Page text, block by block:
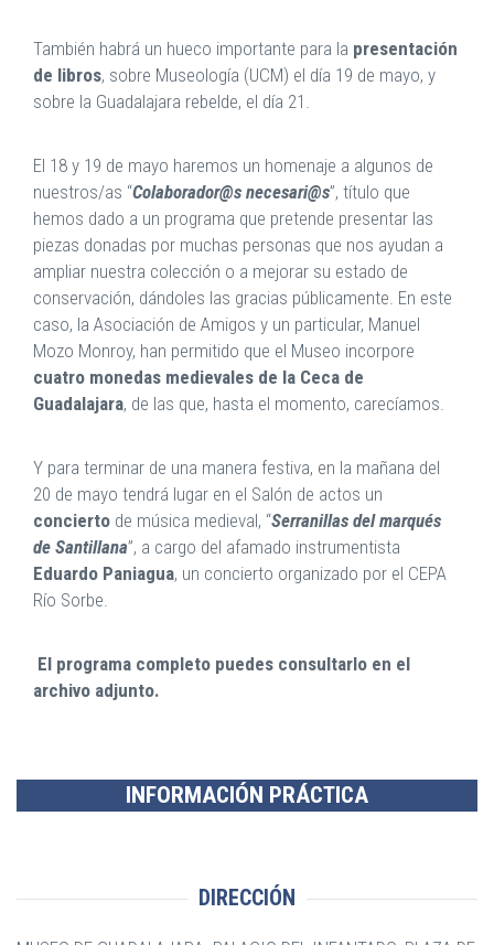
También habrá un hueco importante para la presentación
de libros, sobre Museología (UCM) el día 19 de mayo, y
sobre la Guadalajara rebelde, el día 21.
El 18 y 19 de mayo haremos un homenaje a algunos de
nuestros/as “Colaborador@s necesari@s”, título que
hemos dado a un programa que pretende presentar las
piezas donadas por muchas personas que nos ayudan a
ampliar nuestra colección o a mejorar su estado de
conservación, dándoles las gracias públicamente. En este
caso, la Asociación de Amigos y un particular, Manuel
Mozo Monroy, han permitido que el Museo incorpore
cuatro monedas medievales de la Ceca de
Guadalajara, de las que, hasta el momento, carecíamos.
Y para terminar de una manera festiva, en la mañana del
20 de mayo tendrá lugar en el Salón de actos un
concierto de música medieval, “Serranillas del marqués
de Santillana”, a cargo del afamado instrumentista
Eduardo Paniagua, un concierto organizado por el CEPA
Río Sorbe.
El programa completo puedes consultarlo en el
archivo adjunto.
INFORMACIÓN PRÁCTICA
DIRECCIÓN